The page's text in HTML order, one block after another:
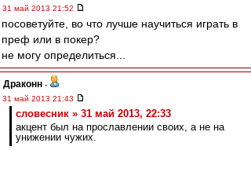
31 май 2013 21:52
посоветуйте, во что лучше научиться играть в
преф или в покер?
не могу определиться...
Драконн -
31 май 2013 21:43
словесник » 31 май 2013, 22:33
акцент был на прославлении своих, а не на
унижении чужих.